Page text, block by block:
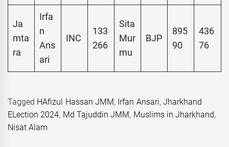
Ja
mta
ra
Irfa
n
Ans
ari
INC
133
266
Sita
Mur
mu
BJP
895
90
436
76
Tagged HAfizul Hassan JMM, Irfan Ansari, Jharkhand
ELection 2024, Md Tajuddin JMM, Muslims in Jharkhand,
Nisat Alam